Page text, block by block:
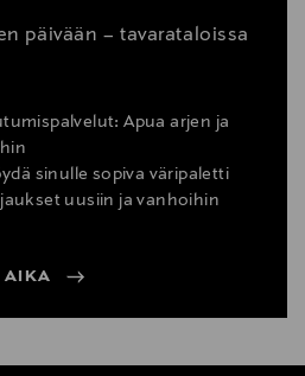
päivään – tavarataloissa
Apua arjen ja
sinulle sopiva väripaletti
uusiin ja vanhoihin
AIKA